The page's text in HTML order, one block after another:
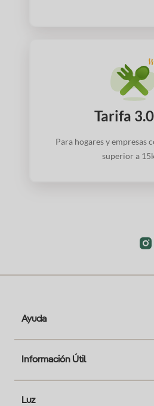
Tarifa
Para hogares y empresas
superior a
Ayuda
Información Útil
Luz